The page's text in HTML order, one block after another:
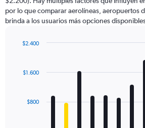
por lo que comparar aerolíneas, aeropuertos
brinda a los usuarios más opciones
with
12
The$800
$1.600
$2.400